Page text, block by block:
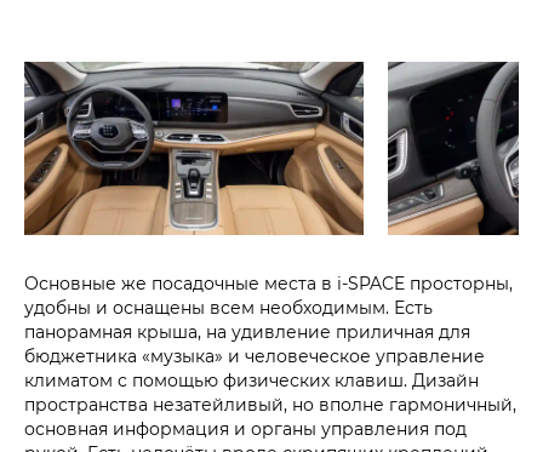
Основные же посадочные места в i‑SPACE просторны,
удобны и оснащены всем необходимым. Есть
панорамная крыша, на удивление приличная для
бюджетника «музыка» и человеческое управление
климатом с помощью физических клавиш. Дизайн
пространства незатейливый, но вполне гармоничный,
основная информация и органы управления под